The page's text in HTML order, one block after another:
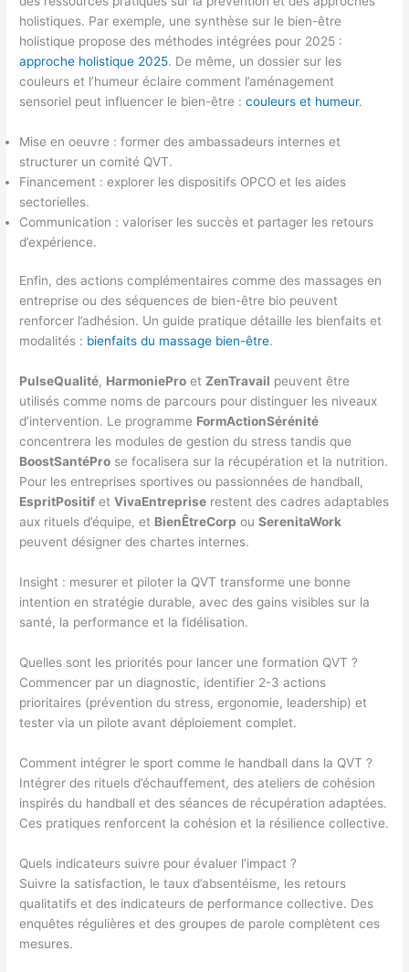
holistiques. Par exemple, une synthèse sur le bien-être
holistique propose des méthodes intégrées pour 2025 :
approche holistique 2025. De même, un dossier sur les
couleurs et l’humeur éclaire comment l’aménagement
sensoriel peut influencer le bien-être :couleurs et humeur.
Mise en oeuvre : former des ambassadeurs internes et
structurer un comité QVT.
Financement : explorer les dispositifs OPCO et les aides
sectorielles.
Communication : valoriser les succès et partager les retours
d’expérience.
Enfin, des actions complémentaires comme des massages en
entreprise ou des séquences de bien-être bio peuvent
renforcer l’adhésion. Un guide pratique détaille les bienfaits et
modalités : bienfaits du massage bien-être.
PulseQualité, HarmoniePro etZenTravail peuvent être
utilisés comme noms de parcours pour distinguer les niveaux
d’intervention. Le programme FormActionSérénité
concentrera les modules de gestion du stress tandis que
BoostSantéPro se focalisera sur la récupération et la nutrition.
Pour les entreprises sportives ou passionnées de handball,
EspritPositif etVivaEntreprise restent des cadres adaptables
aux rituels d’équipe, et BienÊtreCorp ouSerenitaWork
peuvent désigner des chartes internes.
Insight : mesurer et piloter la QVT transforme une bonne
intention en stratégie durable, avec des gains visibles sur la
santé, la performance et la fidélisation.
Quelles sont les priorités pour lancer une formation QVT ?
Commencer par un diagnostic, identifier 2-3 actions
prioritaires (prévention du stress, ergonomie, leadership) et
tester via un pilote avant déploiement complet.
Comment intégrer le sport comme le handball dans la QVT ?
Intégrer des rituels d’échauffement, des ateliers de cohésion
inspirés du handball et des séances de récupération adaptées.
Ces pratiques renforcent la cohésion et la résilience collective.
Quels indicateurs suivre pour évaluer l’impact ?
Suivre la satisfaction, le taux d’absentéisme, les retours
qualitatifs et des indicateurs de performance collective. Des
enquêtes régulières et des groupes de parole complètent ces
mesures.